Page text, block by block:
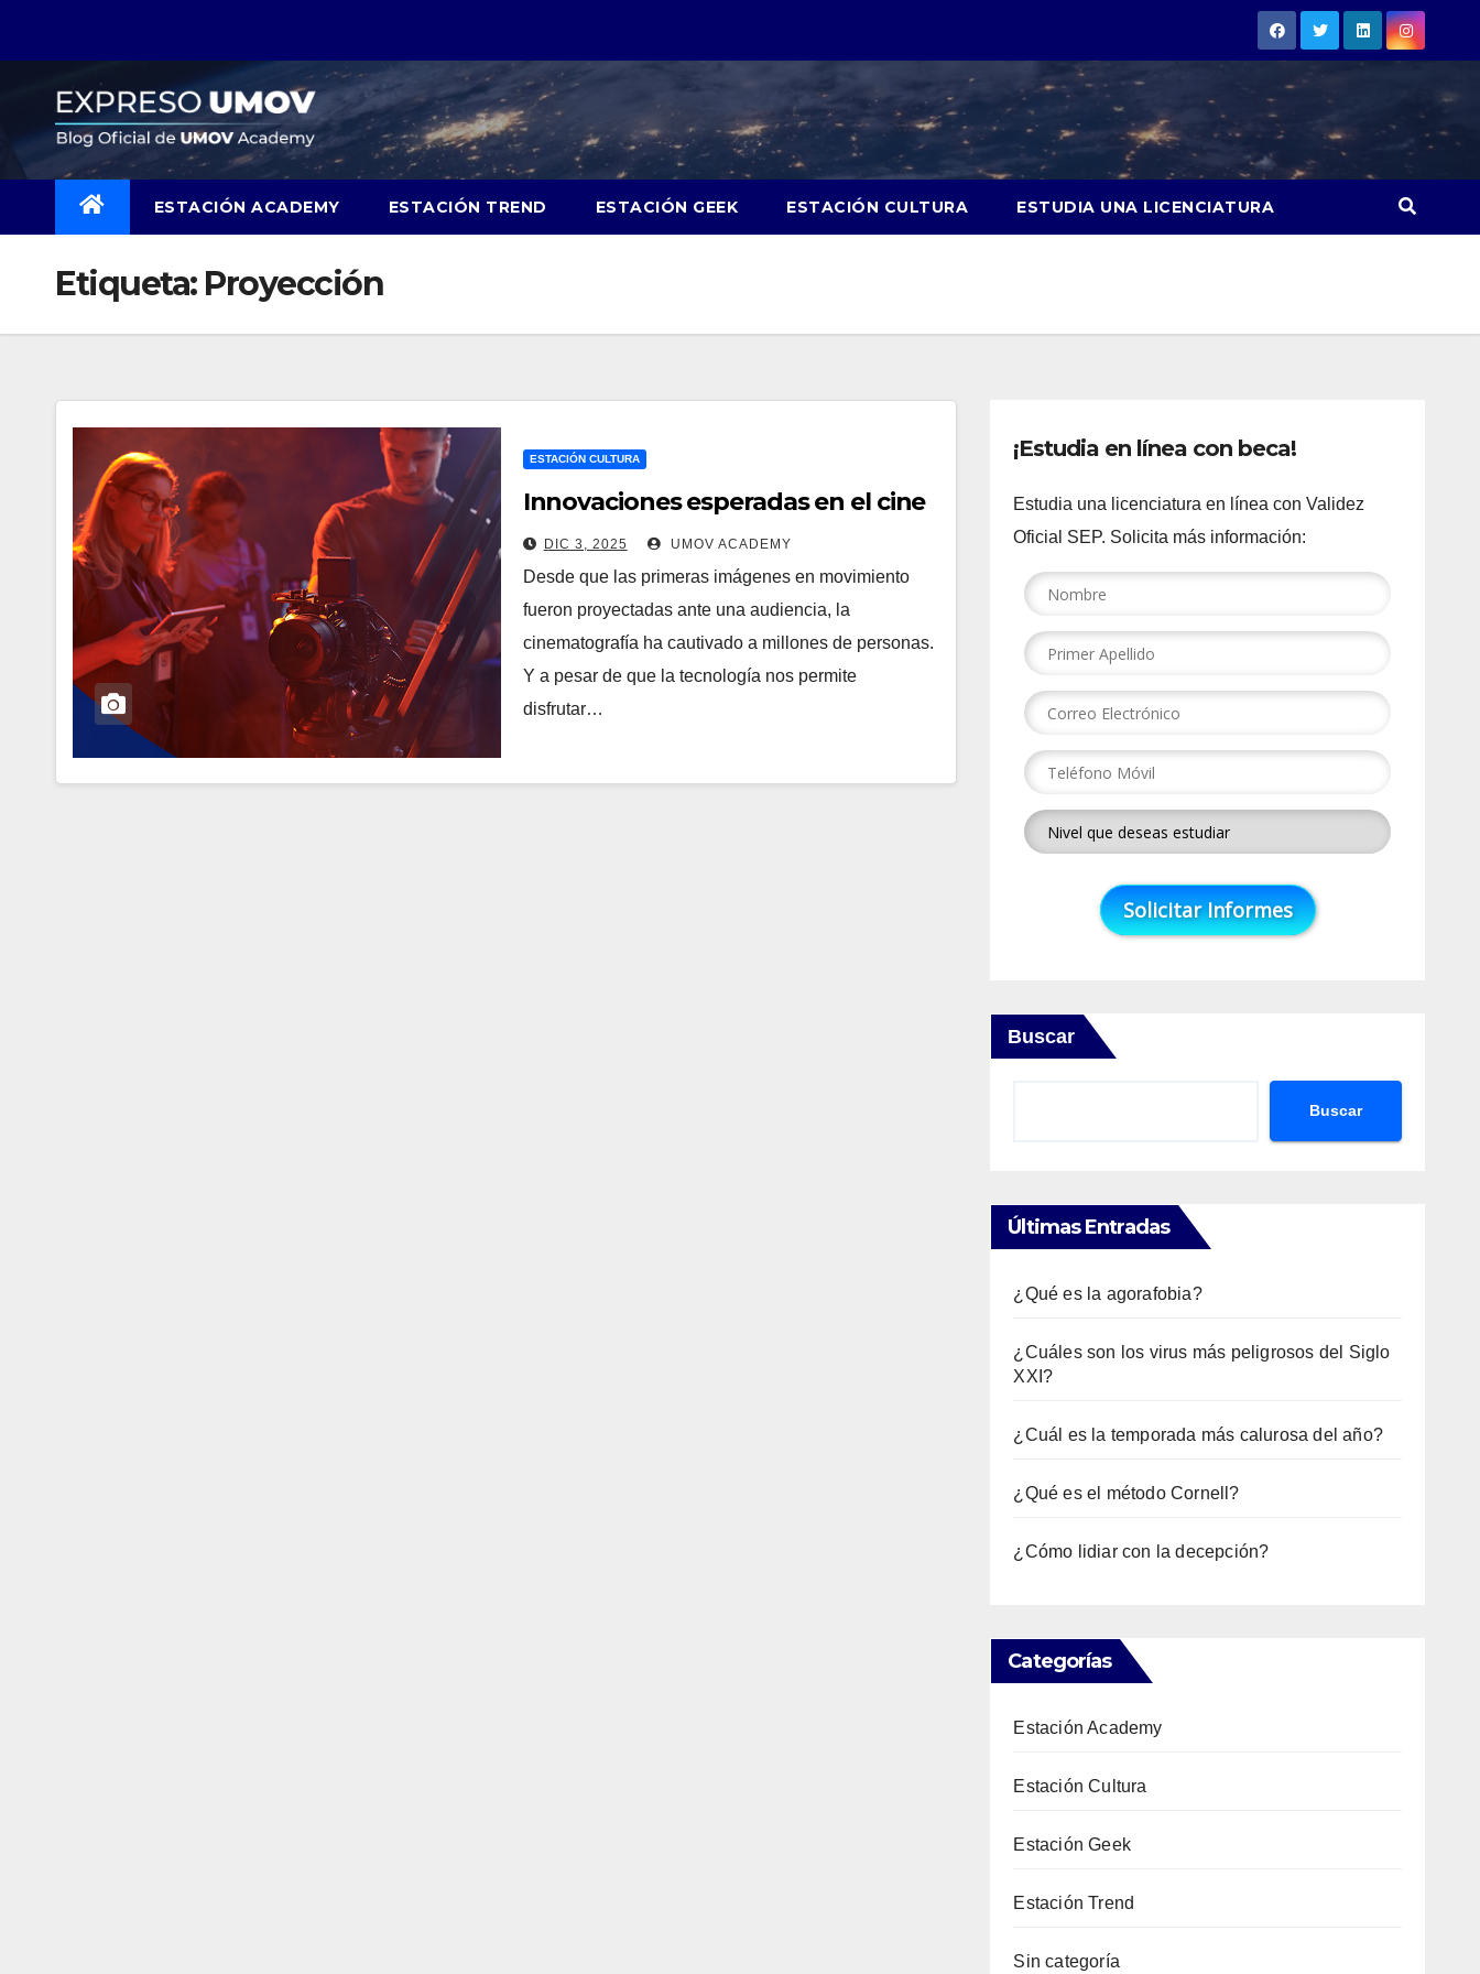
ESTACIÓN ACADEMY ESTACIÓN TREND ESTACIÓN GEEK ESTACIÓN CULTURA ESTUDIA UNA LICENCIATURA
Etiqueta: Proyección
ESTACIÓN CULTURA
Innovaciones esperadas en el cine
DIC 3, 2025 UMOV ACADEMY
Desde que las primeras imágenes en movimiento
fueron proyectadas ante una audiencia, la
cinematografía ha cautivado a millones de personas.
Y a pesar de que la tecnología nos permite
disfrutar…
¡Estudia en línea con beca!
Estudia una licenciatura en línea con Validez
Oficial SEP. Solicita más información:
Buscar
Buscar
Últimas Entradas
¿Qué es la agorafobia?
¿Cuáles son los virus más peligrosos del Siglo
XXI?
¿Cuál es la temporada más calurosa del año?
¿Qué es el método Cornell?
¿Cómo lidiar con la decepción?
Categorías
Estación Academy
Estación Cultura
Estación Geek
Estación Trend
Sin categoría